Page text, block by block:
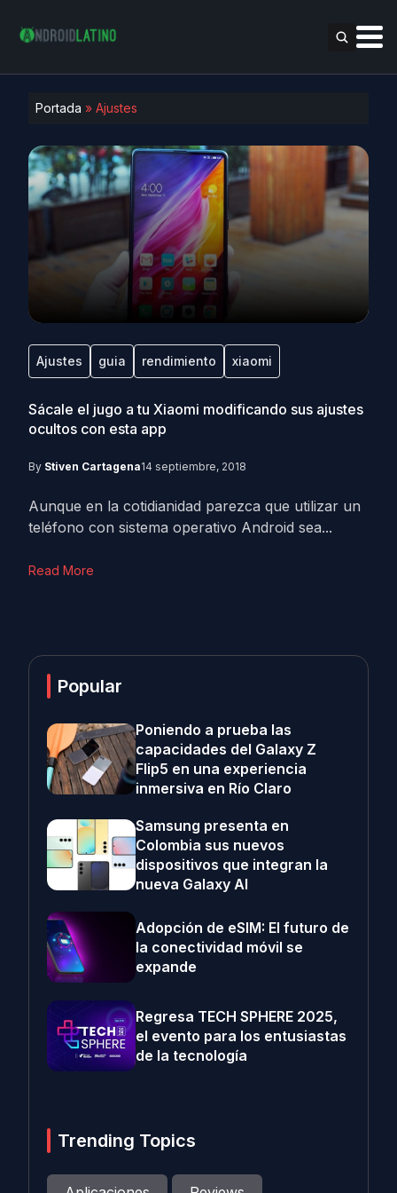
Portada » Ajustes
Ajustes guia rendimiento xiaomi
Sácale el jugo a tu Xiaomi modificando sus ajustes
ocultos con esta app
By Stiven Cartagena14 septiembre, 2018
Aunque en la cotidianidad parezca que utilizar un
teléfono con sistema operativo Android sea...
Read More
Popular
Poniendo a prueba las
capacidades del Galaxy Z
Flip5 en una experiencia
inmersiva en Río Claro
Samsung presenta en
Colombia sus nuevos
dispositivos que integran la
nueva Galaxy AI
Adopción de eSIM: El futuro de
la conectividad móvil se
expande
Regresa TECH SPHERE 2025,
el evento para los entusiastas
de la tecnología
Trending Topics